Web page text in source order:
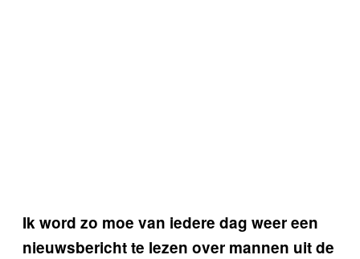
Ik word zo moe van iedere dag weer een
nieuwsbericht te lezen over mannen uit de